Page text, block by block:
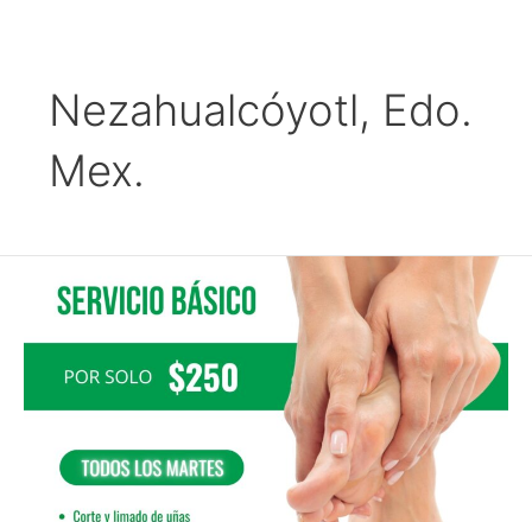
Nezahualcóyotl, Edo.
Mex.
básico
Podología